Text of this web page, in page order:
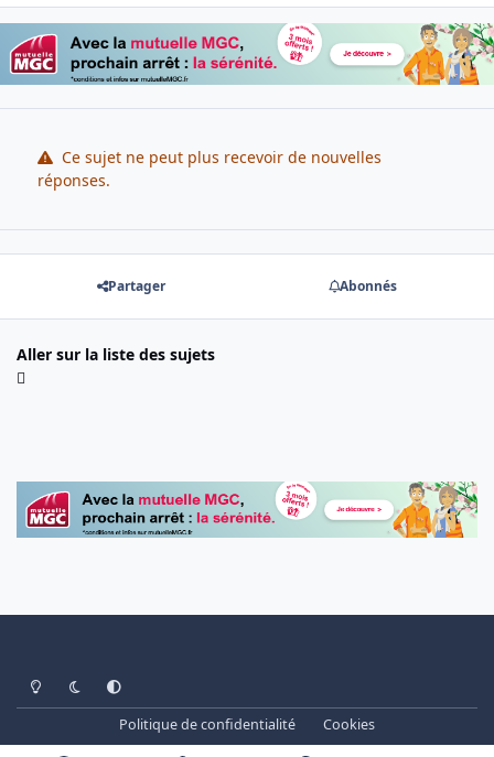
Ce sujet ne peut plus recevoir de nouvelles
réponses.
Partager Abonnés
Aller sur la liste des sujets
Light ModeDark ModeSystem Preference
Politique de confidentialité
Cookies
www.cheminots.net - Forum Libre depuis 2003